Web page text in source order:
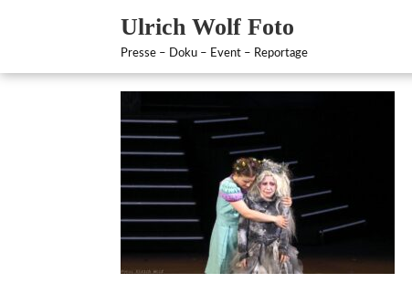
Ulrich Wolf Foto
Presse – Doku – Event – Reportage